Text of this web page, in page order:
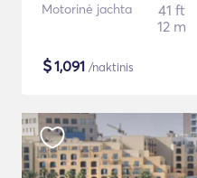
Motorinė jachta
41 ft
12 m
$1,091 /naktinis